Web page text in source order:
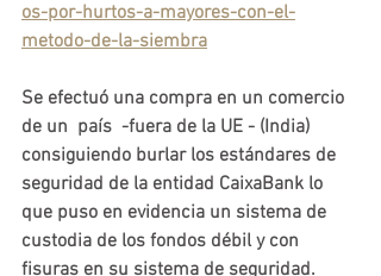
os-por-hurtos-a-mayores-con-el-
metodo-de-la-siembra
Se efectuó una compra en un comercio
de un  país  -fuera de la UE - (India)
consiguiendo burlar los estándares de
seguridad de la entidad CaixaBank lo
que puso en evidencia un sistema de
custodia de los fondos débil y con
fisuras en su sistema de seguridad.